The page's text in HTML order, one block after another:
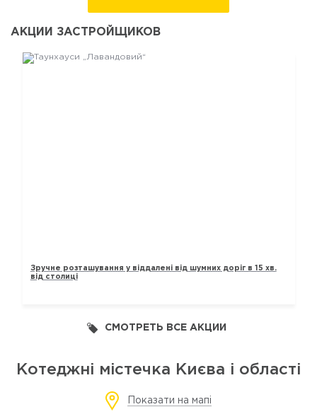
АКЦИИ ЗАСТРОЙЩИКОВ
Зручне розташування у віддалені від шумних доріг в 15 хв.
від столиці
СМОТРЕТЬ ВСЕ АКЦИИ
Котеджні містечка Києва і області
Показати на мапі